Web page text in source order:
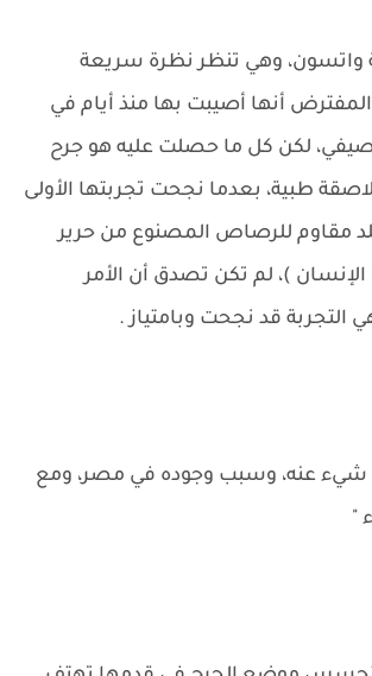
واتسون، وهي تنظر نظرة سريعة
أنها أصيبت بها منذ أيام في
لكن كل ما حصلت عليه هو جرح
طبية، بعدما نجحت تجربتها الأولى
مقاوم للرصاص المصنوع من حرير
الإنسان )، لم تكن تصدق أن الأمر
التجربة قد نجحت وبامتياز .
شيء عنه، وسبب وجوده في مصر، ومع
"